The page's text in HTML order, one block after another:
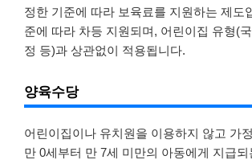
정한 기준에 따라 보육료를 지원하는 제도
준에 따라 차등 지원되며, 어린이집 유형(
정 등)과 상관없이 적용됩니다.
양육수당
어린이집이나 유치원을 이용하지 않고 가
만 0세부터 만 7세 미만의 아동에게 지급되